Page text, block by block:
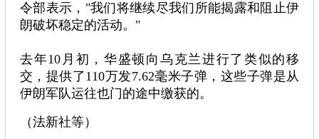
令部表示，"我们将继续尽我们所能揭露和阻止伊
朗破坏稳定的活动。"
去年10月初，华盛顿向乌克兰进行了类似的移
交，提供了110万发7.62毫米子弹，这些子弹是从
伊朗军队运往也门的途中缴获的。
（法新社等）